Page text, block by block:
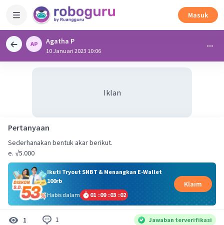
Masuk
Agatha P
10 Januari 2023 10:06
Iklan
Pertanyaan
Sederhanakan bentuk akar berikut.
e. √5.000
Ikuti Tryout SNBT & Menangkan E-Wallet
100rb
Habis dalam
01 :09 :03 :02
Klaim
1 1 Jawaban terverifikasi